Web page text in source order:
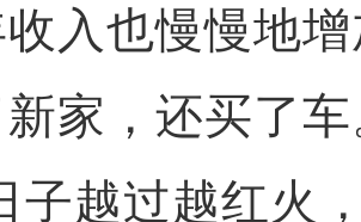
收入也慢慢地
家，还买了
越过越红火，